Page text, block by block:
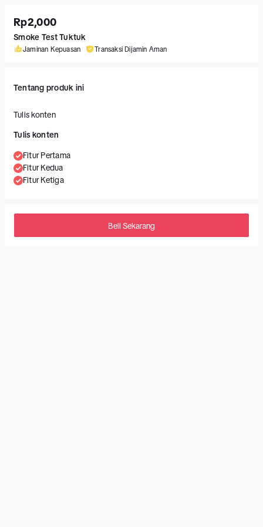
Rp2,000
Smoke Test Tuktuk
Jaminan Kepuasan Transaksi Dijamin Aman
Tentang produk ini
Tulis konten
Tulis konten
Fitur Pertama
Fitur Kedua
Fitur Ketiga
Beli Sekarang